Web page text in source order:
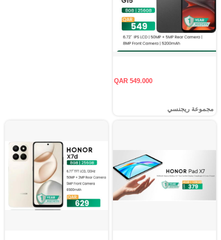
QAR 549.000
مجموعة ريجنسي